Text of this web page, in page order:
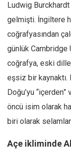
Ludwig
gelmişti. İngiltere
coğrafyasından
günlük Cambridge
coğrafya, eski
eşsiz bir kaynaktı.
Doğu’yu
öncü isim olarak
biri olarak
Açe ikliminde